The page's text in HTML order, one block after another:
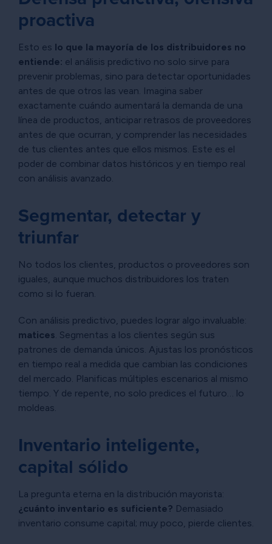
proactiva
Esto es lo que la mayoría de los distribuidores no
entiende: el análisis predictivo no solo sirve para
prevenir problemas, sino para detectar oportunidades
antes de que otros las vean. Imagina saber
exactamente cuándo aumentará la demanda de una
línea de productos, anticipar retrasos de proveedores
antes de que ocurran, y comprender las necesidades
de tus clientes antes que ellos mismos. Este es el
poder de combinar datos históricos y en tiempo real
con análisis avanzado.
Segmentar, detectar y
triunfar
No todos los clientes, productos o proveedores son
iguales, aunque muchos distribuidores los traten
como si lo fueran.
Con análisis predictivo, puedes lograr algo invaluable:
matices. Segmentas a los clientes según sus
patrones de demanda únicos. Ajustas los pronósticos
en tiempo real a medida que cambian las condiciones
del mercado. Planificas múltiples escenarios al mismo
tiempo. Y de repente, no solo predices el futuro… lo
moldeas.
Inventario inteligente,
capital sólido
La pregunta eterna en la distribución mayorista:
¿cuánto inventario es suficiente? Demasiado
inventario consume capital; muy poco, pierde clientes.